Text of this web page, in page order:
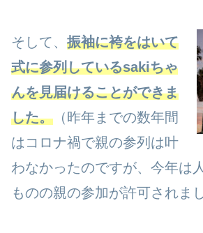
そして、 振袖に袴をはいて
式に参列しているsakiちゃ
んを見届けることができま
した。 （昨年までの数年間
はコロナ禍で親の参列は叶
わなかったのですが、今年は
ものの親の参加が許可されま